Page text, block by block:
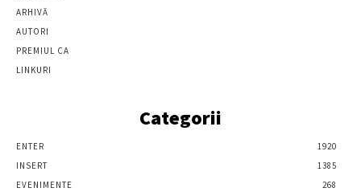
ARHIVĂ
AUTORI
PREMIUL CA
LINKURI
Categorii
ENTER
1920
INSERT
1385
EVENIMENTE
268